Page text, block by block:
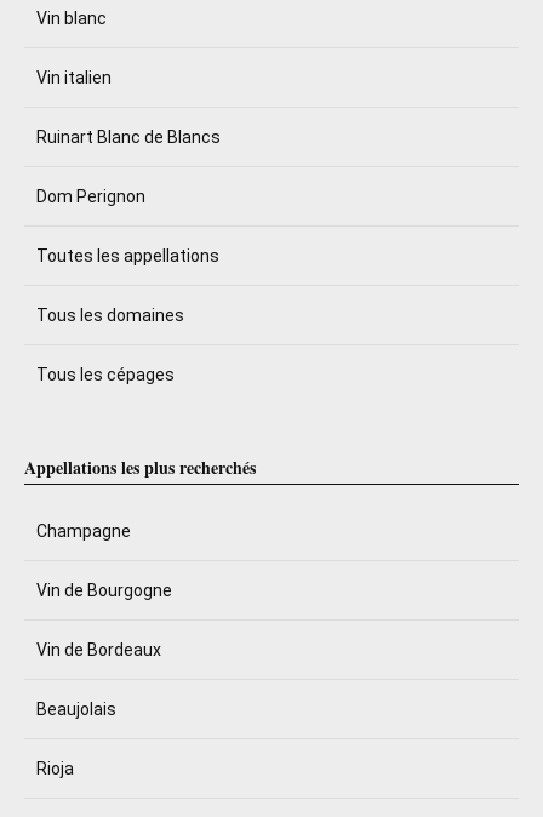
Vin blanc
Vin italien
Ruinart Blanc de Blancs
Dom Perignon
Toutes les appellations
Tous les domaines
Tous les cépages
Appellations les plus recherchés
Champagne
Vin de Bourgogne
Vin de Bordeaux
Beaujolais
Rioja